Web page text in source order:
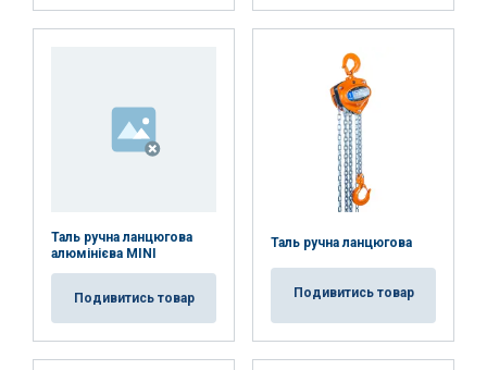
Таль ручна ланцюгова
алюмінієва MINI
Подивитись товар
Таль ручна ланцюгова
Подивитись товар